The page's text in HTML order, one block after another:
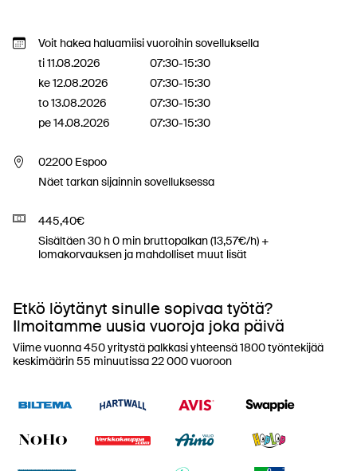
Voit hakea haluamiisi vuoroihin sovelluksella
ti 11.08.2026
07:30-15:30
ke 12.08.2026
07:30-15:30
to 13.08.2026
07:30-15:30
pe 14.08.2026
07:30-15:30
02200 Espoo
Näet tarkan sijainnin sovelluksessa
445,40€
Sisältäen 30 h 0 min bruttopalkan (13,57€/h) +
lomakorvauksen ja mahdolliset muut lisät
Etkö löytänyt sinulle sopivaa työtä?
Ilmoitamme uusia vuoroja joka päivä
Viime vuonna 450 yritystä palkkasi yhteensä 1800 työntekijää
keskimäärin 55 minuutissa 22 000 vuoroon